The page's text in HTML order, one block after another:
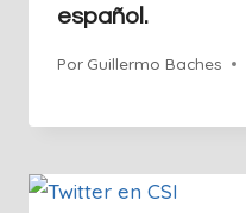
español.
Por Guillermo Baches